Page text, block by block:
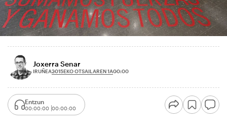
Joxerra Senar
IRUÑEA2015EKO OTSAILAREN 1A00:00
Entzun
00:00:00 00:00:00